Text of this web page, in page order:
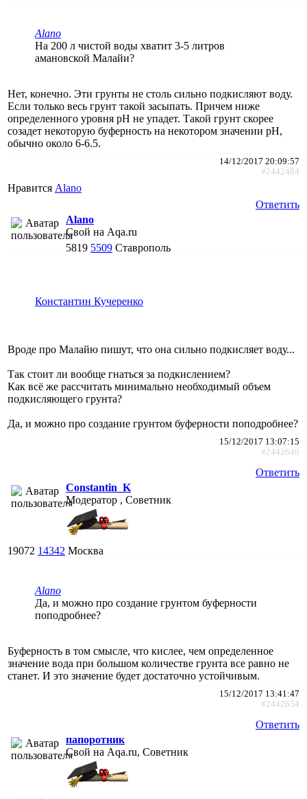
Alano
На 200 л чистой воды хватит 3-5 литров
амановской Малайи?
Нет, конечно. Эти грунты не столь сильно подкисляют воду.
Если только весь грунт такой засыпать. Причем ниже
определенного уровня pH не упадет. Такой грунт скорее
созадет некоторую буферность на некотором значении pH,
обычно около 6-6.5.
14/12/2017 20:09:57
#2442484
Нравится Alano
Ответить
Alano
Свой на Aqa.ru
5819 5509 Ставрополь
Константин Кучеренко
Вроде про Малайю пишут, что она сильно подкисляет воду...
Так стоит ли вообще гнаться за подкислением?
Как всё же рассчитать минимально необходимый объем
подкисляющего грунта?
Да, и можно про создание грунтом буферности поподробнее?
15/12/2017 13:07:15
#2442646
Ответить
Constantin_K
Модератор , Советник
19072 14342 Москва
Alano
Да, и можно про создание грунтом буферности
поподробнее?
Буферность в том смысле, что кислее, чем определенное
значение вода при большом количестве грунта все равно не
станет. И это значение будет достаточно устойчивым.
15/12/2017 13:41:47
#2442654
Ответить
папоротник
Свой на Aqa.ru, Советник